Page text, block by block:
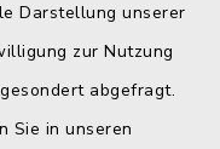
Darstellung unserer
zur Nutzung
abgefragt.
Sie in unseren